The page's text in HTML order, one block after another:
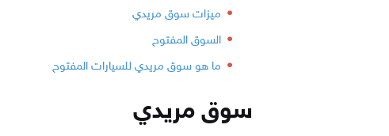
ميزات سوق مريدي
السوق المفتوح
ما هو سوق مريدي للسيارات المفتوح
سوق مريدي